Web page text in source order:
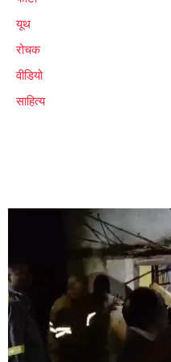
यूथ
रोचक
वीडियो
साहित्य